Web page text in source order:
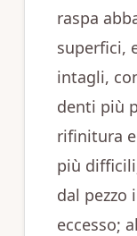
raspa
superfici,
intagli,
denti più
rifinitura
più
dal pezzo
eccesso;